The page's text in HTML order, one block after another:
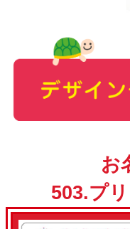
お
503.プ